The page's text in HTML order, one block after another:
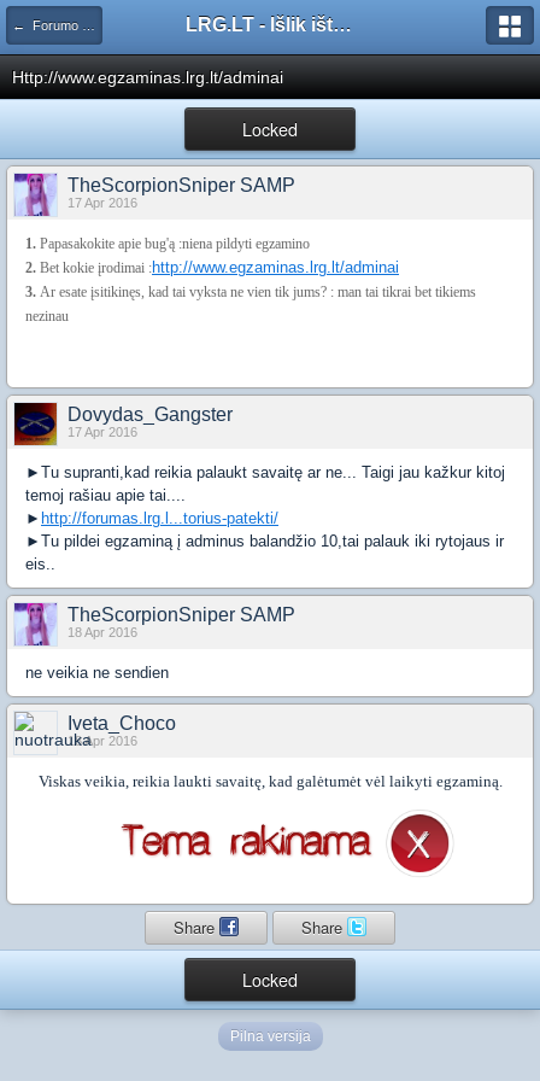
← Forumo klaidos LRG.LT - Išlik ištikimas tam nuo ko pradėjai
Http://www.egzaminas.lrg.lt/adminai
Locked
TheScorpionSniper SAMP
17 Apr 2016
1. Papasakokite apie bug'ą :niena pildyti egzamino
2. Bet kokie įrodimai :http://www.egzaminas.lrg.lt/adminai
3. Ar esate įsitikinęs, kad tai vyksta ne vien tik jums? : man tai tikrai bet tikiems
nezinau
Dovydas_Gangster
17 Apr 2016
►Tu supranti,kad reikia palaukt savaitę ar ne... Taigi jau kažkur kitoj
temoj rašiau apie tai....
► http://forumas.lrg.l...torius-patekti/
►Tu pildei egzaminą į adminus balandžio 10,tai palauk iki rytojaus ir
eis..
TheScorpionSniper SAMP
18 Apr 2016
ne veikia ne sendien
Iveta_Choco
18 Apr 2016
Viskas veikia, reikia laukti savaitę, kad galėtumėt vėl laikyti egzaminą.
Share Share
Locked
Pilna versija